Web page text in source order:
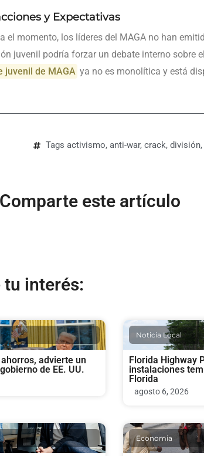
y Expectativas
el momento, los líderes del MAGA no han
juvenil podría forzar un debate interno sobre
juvenil de MAGA ya no es monolítica y está
Tags activismo, anti-war, crack, división,
Comparte este artículo
tu interés:
ahorros, advierte un
de EE. UU.
Noticia Local
Florida Highway
instalaciones
Florida
agosto 6, 2026
Economia